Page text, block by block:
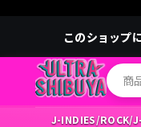
このショップ
J-INDIES/ROCK/